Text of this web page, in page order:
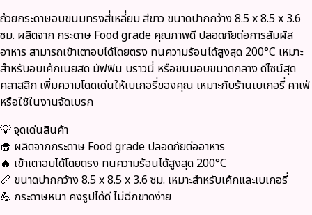
ถ้วยกระดาษอบขนมทรงสี่เหลี่ยม สีขาว ขนาดปากกว้าง 8.5 x 8.5 x 3.6
ซม. ผลิตจาก กระดาษ Food grade คุณภาพดี ปลอดภัยต่อการสัมผัส
อาหาร สามารถเข้าเตาอบได้โดยตรง ทนความร้อนได้สูงสุด 200°C เหมาะ
สำหรับอบเค้กเนยสด มัฟฟิน บราวนี่ หรือขนมอบขนาดกลาง ดีไซน์สุด
คลาสสิก เพิ่มความโดดเด่นให้เบเกอรี่ของคุณ เหมาะกับร้านเบเกอรี่ คาเฟ่
หรือใช้ในงานจัดเบรก
💡 จุดเด่นสินค้า
🧁 ผลิตจากกระดาษ Food grade ปลอดภัยต่ออาหาร
🔥 เข้าเตาอบได้โดยตรง ทนความร้อนได้สูงสุด 200°C
📏 ขนาดปากกว้าง 8.5 x 8.5 x 3.6 ซม. เหมาะสำหรับเค้กและเบเกอรี่
💪 กระดาษหนา คงรูปได้ดี ไม่ฉีกขาดง่าย